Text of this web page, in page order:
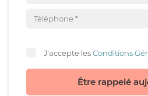
J'accepte lesConditions
Être rappelé